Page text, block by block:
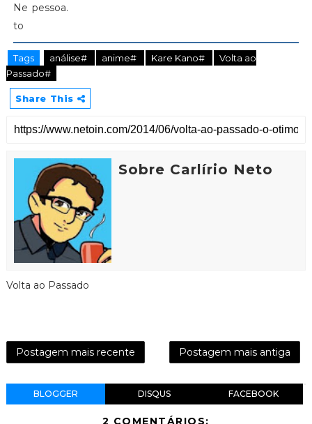
pessoa.
Tags análise# anime# Kare Kano#
Volta ao
Passado#
Share This
Sobre Carlírio Neto
Volta ao Passado
Postagem mais recente Postagem mais antiga
BLOGGER DISQUS FACEBOOK
2 COMENTÁRIOS: